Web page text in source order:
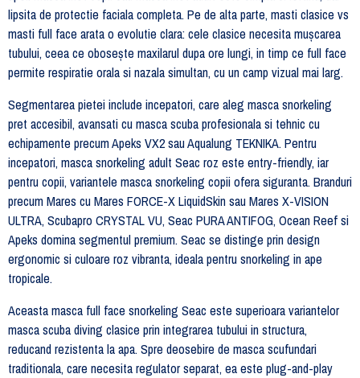
lipsita de protectie faciala completa. Pe de alta parte, masti clasice vs
masti full face arata o evolutie clara: cele clasice necesita mușcarea
tubului, ceea ce obosește maxilarul dupa ore lungi, in timp ce full face
permite respiratie orala si nazala simultan, cu un camp vizual mai larg.
Segmentarea pietei include incepatori, care aleg masca snorkeling
pret accesibil, avansati cu masca scuba profesionala si tehnic cu
echipamente precum Apeks VX2 sau Aqualung TEKNIKA. Pentru
incepatori, masca snorkeling adult Seac roz este entry-friendly, iar
pentru copii, variantele masca snorkeling copii ofera siguranta. Branduri
precum Mares cu Mares FORCE-X LiquidSkin sau Mares X-VISION
ULTRA, Scubapro CRYSTAL VU, Seac PURA ANTIFOG, Ocean Reef si
Apeks domina segmentul premium. Seac se distinge prin design
ergonomic si culoare roz vibranta, ideala pentru snorkeling in ape
tropicale.
Aceasta masca full face snorkeling Seac este superioara variantelor
masca scuba diving clasice prin integrarea tubului in structura,
reducand rezistenta la apa. Spre deosebire de masca scufundari
traditionala, care necesita regulator separat, ea este plug-and-play